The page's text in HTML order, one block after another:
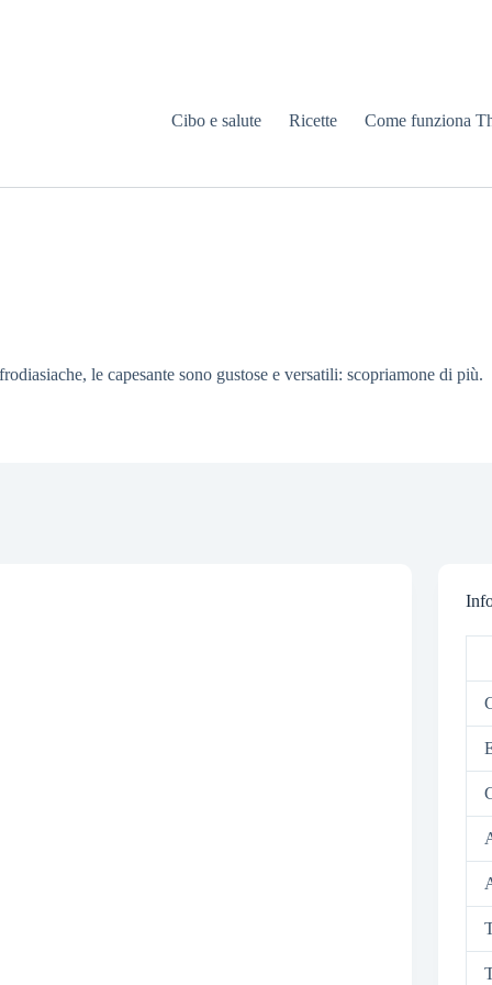
Cibo e salute Ricette Come funziona
le capesante sono gustose e versatili: scopriamone di più.